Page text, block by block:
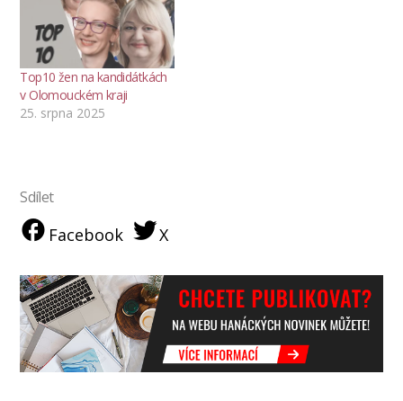
Top10 žen na kandidátkách
v Olomouckém kraji
25. srpna 2025
Sdílet
Facebook X